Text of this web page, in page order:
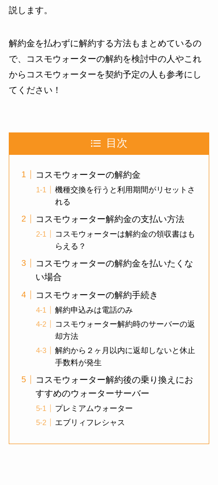
説します。
解約金を払わずに解約する方法もまとめているの
で、コスモウォーターの解約を検討中の人やこれ
からコスモウォーターを契約予定の人も参考にし
てください！
目次
コスモウォーターの解約金
機種交換を行うと利用期間がリセットさ
れる
コスモウォーター解約金の支払い方法
コスモウォーターは解約金の領収書はも
らえる？
コスモウォーターの解約金を払いたくな
い場合
コスモウォーターの解約手続き
解約申込みは電話のみ
コスモウォーター解約時のサーバーの返
却方法
解約から２ヶ月以内に返却しないと休止
手数料が発生
コスモウォーター解約後の乗り換えにお
すすめのウォーターサーバー
プレミアムウォーター
エブリィフレシャス